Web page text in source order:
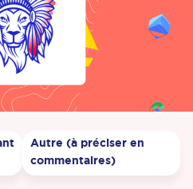
Autre (à préciser en
commentaires)